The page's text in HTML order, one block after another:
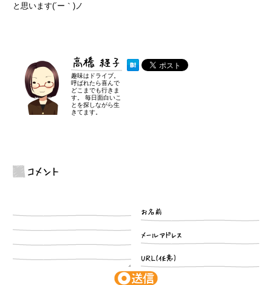
と思います(´ー｀)ノ
高橋 経子
趣味はドライブ。
呼ばれたら喜んで
どこまでも行きま
す。 毎日面白いこ
とを探しながら生
きてます。